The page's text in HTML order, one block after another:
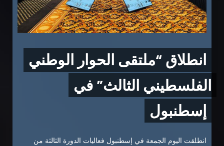
انطلاق “ملتقى الحوار الوطني
الفلسطيني الثالث” في
إسطنبول
انطلقت اليوم الجمعة في إسطنبول فعاليات الدورة الثالثة من